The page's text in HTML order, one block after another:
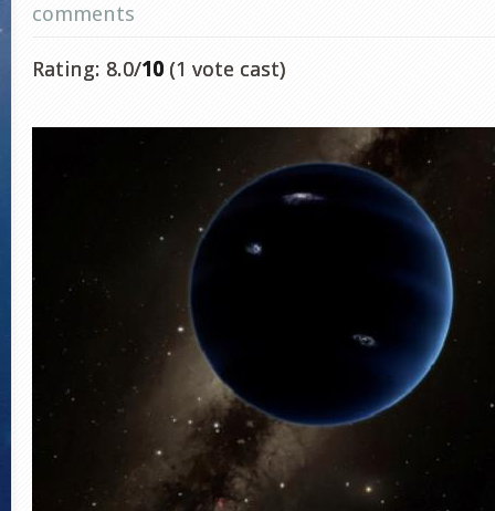
comments
Rating: 8.0/10 (1 vote cast)